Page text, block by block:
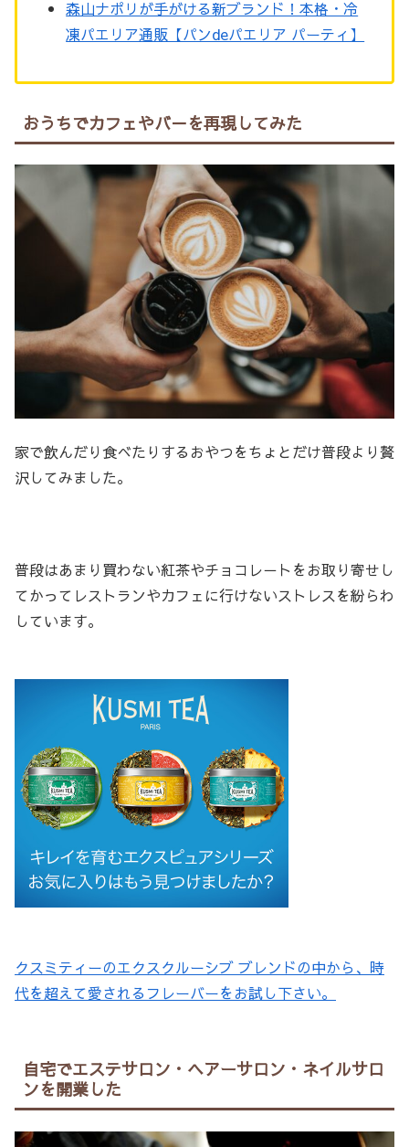
森山ナポリが手がける新ブランド！本格・冷
凍パエリア通販【パンdeパエリア パーティ】
おうちでカフェやバ－を再現してみた
家で飲んだり食べたりするおやつをちょとだけ普段より贅
沢してみました。
普段はあまり買わない紅茶やチョコレ－トをお取り寄せし
てかってレストランやカフェに行けないストレスを紛らわ
しています。
クスミティーのエクスクルーシブ ブレンドの中から、時
代を超えて愛されるフレーバーをお試し下さい。
自宅でエステサロン・ヘアーサロン・ネイルサロ
ンを開業した